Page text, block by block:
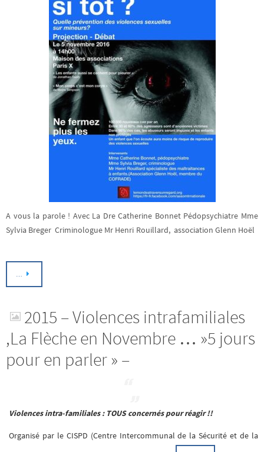
A vous la parole ! Avec La Dre Catherine Bonnet Pédopsychiatre Mme
Sylvia Breger Criminologue Mr Henri Rouillard, association Glenn Hoël
…
2015 – Violences intrafamiliales
,La Flèche en Novembre … »5 jours
pour en parler » –
Violences intra-familiales : TOUS concernés pour réagir !!
Organisé par le CISPD (Centre Intercommunal de la Sécurité et de la